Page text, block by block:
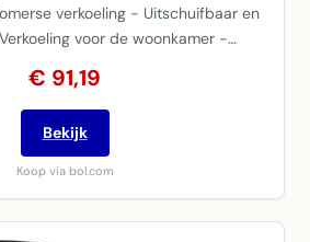
verkoeling - Uitschuifbaar en
voor de woonkamer -…
€ 91,19
Bekijk
Koop via bol.com